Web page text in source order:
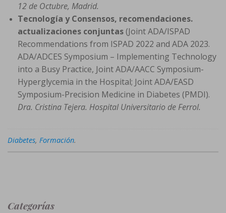
12 de Octubre, Madrid.
Tecnología y Consensos, recomendaciones.
actualizaciones conjuntas (Joint ADA/ISPAD
Recommendations from ISPAD 2022 and ADA 2023.
ADA/ADCES Symposium – Implementing Technology
into a Busy Practice, Joint ADA/AACC Symposium-
Hyperglycemia in the Hospital; Joint ADA/EASD
Symposium-Precision Medicine in Diabetes (PMDI).
Dra. Cristina Tejera. Hospital Universitario de Ferrol.
Diabetes, Formación.
Categorías